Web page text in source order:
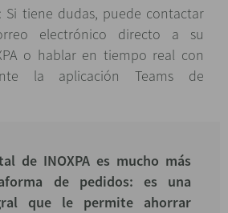
Si tiene dudas, puede contactar
electrónico directo a su
o hablar en tiempo real con
la aplicación Teams de
de INOXPA es mucho más
de pedidos: es una
que le permite ahorrar